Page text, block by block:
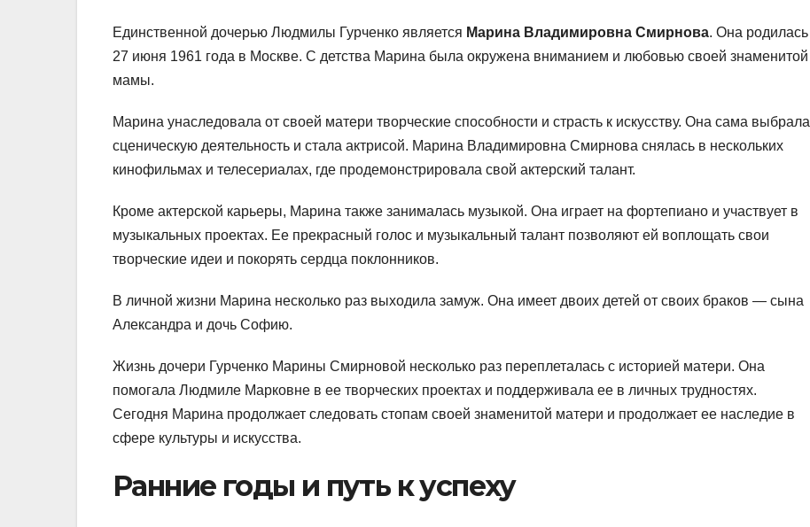
Единственной дочерью Людмилы Гурченко является Марина Владимировна Смирнова. Она родилась
27 июня 1961 года в Москве. С детства Марина была окружена вниманием и любовью своей знаменитой
мамы.
Марина унаследовала от своей матери творческие способности и страсть к искусству. Она сама выбрала
сценическую деятельность и стала актрисой. Марина Владимировна Смирнова снялась в нескольких
кинофильмах и телесериалах, где продемонстрировала свой актерский талант.
Кроме актерской карьеры, Марина также занималась музыкой. Она играет на фортепиано и участвует в
музыкальных проектах. Ее прекрасный голос и музыкальный талант позволяют ей воплощать свои
творческие идеи и покорять сердца поклонников.
В личной жизни Марина несколько раз выходила замуж. Она имеет двоих детей от своих браков — сына
Александра и дочь Софию.
Жизнь дочери Гурченко Марины Смирновой несколько раз переплеталась с историей матери. Она
помогала Людмиле Марковне в ее творческих проектах и поддерживала ее в личных трудностях.
Сегодня Марина продолжает следовать стопам своей знаменитой матери и продолжает ее наследие в
сфере культуры и искусства.
Ранние годы и путь к успеху